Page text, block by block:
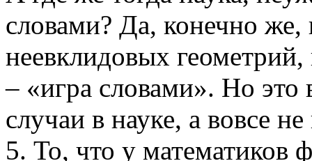
словами? Да, конечно же,
неевклидовых
– «игра словами». Но это
случаи в науке, а вовсе не
5. То, что у математиков